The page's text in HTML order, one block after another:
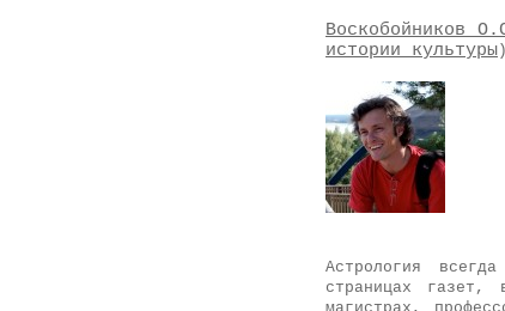
Воскобойников
истории культуры )
Астрология
страницах газет,